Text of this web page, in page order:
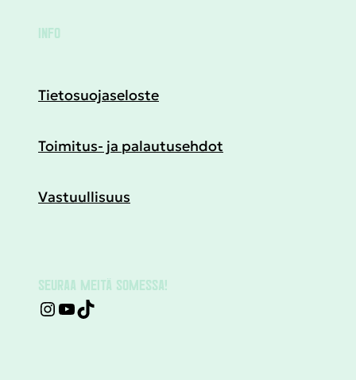
INFO
Tietosuojaseloste
Toimitus- ja palautusehdot
Vastuullisuus
SEURAA MEITÄ SOMESSA!